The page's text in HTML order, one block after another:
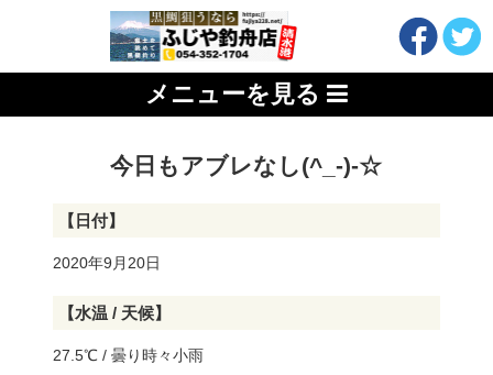
メニューを見る
今日もアブレなし(^_-)-☆
【日付】
2020年9月20日
【水温 / 天候】
27.5℃ / 曇り時々小雨